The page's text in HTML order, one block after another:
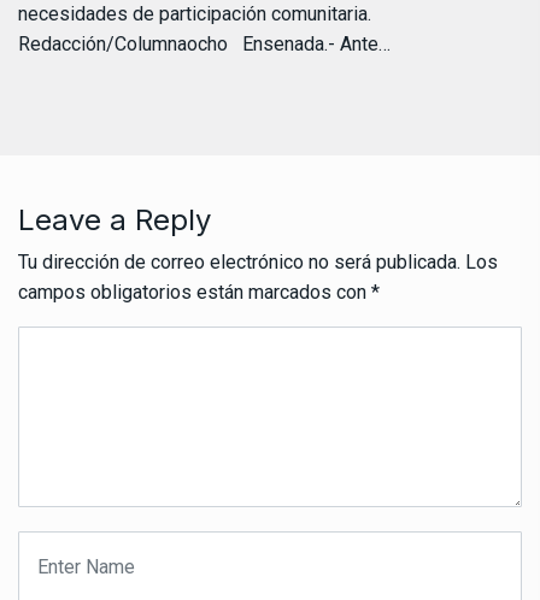
necesidades de participación comunitaria.
Redacción/Columnaocho Ensenada.- Ante…
Leave a Reply
Tu dirección de correo electrónico no será publicada. Los
campos obligatorios están marcados con *